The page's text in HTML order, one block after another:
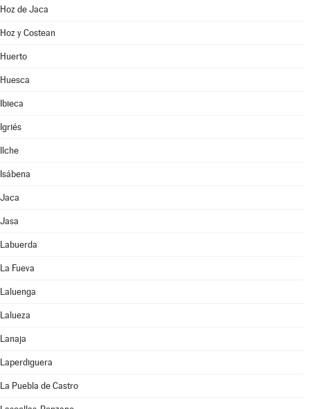
Hoz de Jaca
Hoz y Costean
Huerto
Huesca
Ibieca
Igriés
Ilche
Isábena
Jaca
Jasa
Labuerda
La Fueva
Laluenga
Lalueza
Lanaja
Laperdiguera
La Puebla de Castro